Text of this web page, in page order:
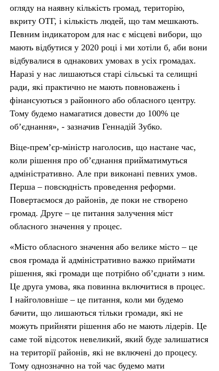
огляду на наявну кількість громад, територію,
вкриту ОТГ, і кількість людей, що там мешкають.
Певним індикатором для нас є місцеві вибори, що
мають відбутися у 2020 році і ми хотіли б, аби вони
відбувалися в однакових умовах в усіх громадах.
Наразі у нас лишаються старі сільські та селищні
ради, які практично не мають повноважень і
фінансуються з районного або обласного центру.
Тому будемо намагатися довести до 100% це
об’єднання», - зазначив Геннадій Зубко.
Віце-прем’єр-міністр наголосив, що настане час,
коли рішення про об’єднання прийматимуться
адміністративно. Але при виконані певних умов.
Перша – повсюдність проведення реформи.
Повертаємося до районів, де поки не створено
громад. Друге – це питання залучення міст
обласного значення у процес.
«Місто обласного значення або велике місто – це
своя громада й адміністративно важко приймати
рішення, які громади ще потрібно об’єднати з ним.
Це друга умова, яка повинна включитися в процес.
І найголовніше – це питання, коли ми будемо
бачити, що лишаються тільки громади, які не
можуть прийняти рішення або не мають лідерів. Це
саме той відсоток невеликий, який буде залишатися
на території районів, які не включені до процесу.
Тому однозначно на той час будемо мати